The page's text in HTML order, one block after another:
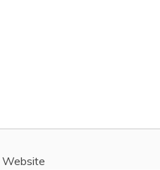
Website